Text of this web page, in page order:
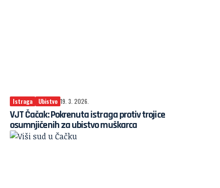
Istraga Ubistvo 19. 3. 2026.
VJT Čačak: Pokrenuta istraga protiv trojice
osumnjičenih za ubistvo muškarca